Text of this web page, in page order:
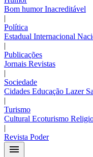
Bom humorInacreditável
|
Política
Estadual Internacional
|
Publicações
Jornais Revistas
|
Sociedade
Cidades Educação Lazer
|
Turismo
Cultural Ecoturismo
|
Revista Poder
menu